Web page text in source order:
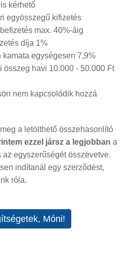
kérhető
egyösszegű kifizetés
max. 40%-áig
díja 1%
kamata egységesen 7,9%
összeg havi 10.000 - 50.000 Ft
nem kapcsolódik hozzá
a letölthető összehasonlító
ezzel jársz a legjobban a
az egyszerűségét összevetve.
indítanál egy szerződést,
róla.
Móni!